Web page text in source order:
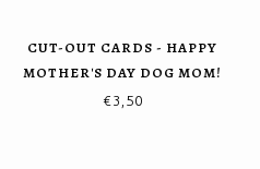
CUT-OUT CARDS - HAPPY
MOTHER'S DAY DOG MOM!
€3,50